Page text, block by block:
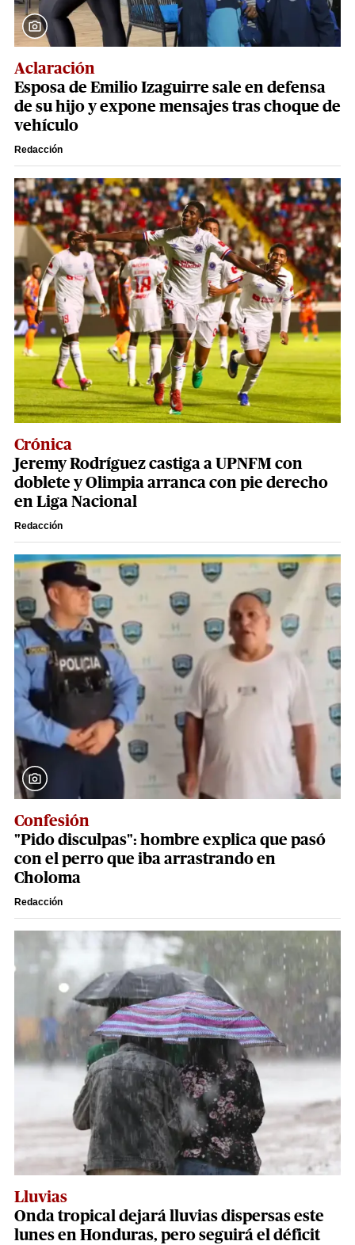
Aclaración
Esposa de Emilio Izaguirre sale en defensa
de su hijo y expone mensajes tras choque de
vehículo
Redacción
Crónica
Jeremy Rodríguez castiga a UPNFM con
doblete y Olimpia arranca con pie derecho
en Liga Nacional
Redacción
Confesión
"Pido disculpas": hombre explica que pasó
con el perro que iba arrastrando en
Choloma
Redacción
Lluvias
Onda tropical dejará lluvias dispersas este
lunes en Honduras, pero seguirá el déficit